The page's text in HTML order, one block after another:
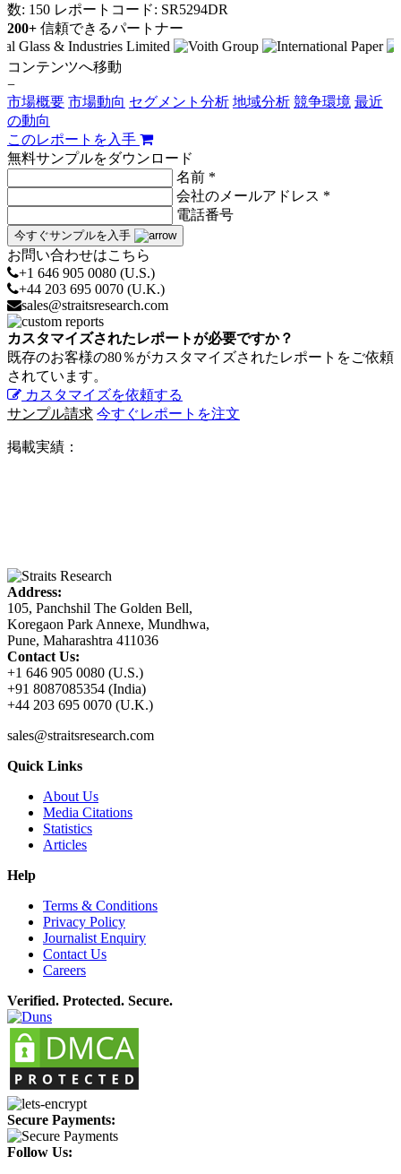
数: 150 レポートコード: SR5294DR
200+ 信頼できるパートナー
コンテンツへ移動
−
市場概要 市場動向 セグメント分析 地域分析 競争環境 最近
の動向
このレポートを入手
無料サンプルをダウンロード
名前 *
会社のメールアドレス *
電話番号
今すぐサンプルを入手
お問い合わせはこちら
+1 646 905 0080 (U.S.)
+44 203 695 0070 (U.K.)
sales@straitsresearch.com
カスタマイズされたレポートが必要ですか？
既存のお客様の80％がカスタマイズされたレポートをご依頼
されています。
カスタマイズを依頼する
サンプル請求 今すぐレポートを注文
掲載実績：
Address:
105, Panchshil The Golden Bell,
Koregaon Park Annexe, Mundhwa,
Pune, Maharashtra 411036
Contact Us:
+1 646 905 0080 (U.S.)
+91 8087085354 (India)
+44 203 695 0070 (U.K.)
sales@straitsresearch.com
Quick Links
About Us
Media Citations
Statistics
Articles
Help
Terms & Conditions
Privacy Policy
Journalist Enquiry
Contact Us
Careers
Verified. Protected. Secure.
Secure Payments:
Follow Us: